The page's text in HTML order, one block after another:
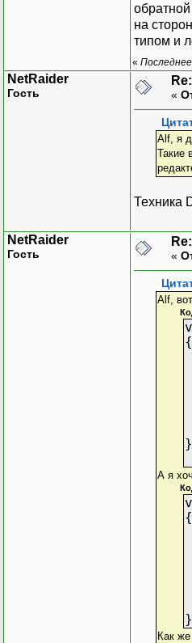
на
типом и
«
NetRaider
Гость «
Alf, я
Такие
Техника
NetRaider
Гость «
Alf,
{
}
А я
{
}
Как